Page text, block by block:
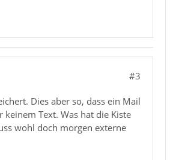
#3
Dies aber so, dass ein Mail
Text. Was hat die Kiste
wohl doch morgen externe